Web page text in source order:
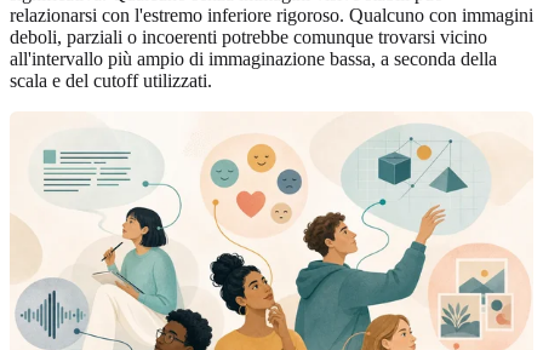
relazionarsi con l'estremo inferiore rigoroso. Qualcuno con immagini
deboli, parziali o incoerenti potrebbe comunque trovarsi vicino
all'intervallo più ampio di immaginazione bassa, a seconda della
scala e del cutoff utilizzati.